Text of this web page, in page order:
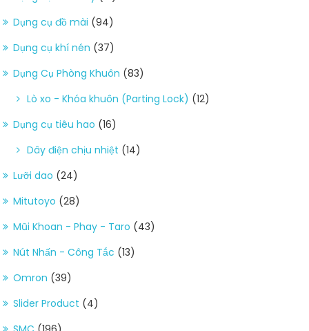
Dụng cụ đồ mài (94)
Dụng cụ khí nén (37)
Dụng Cụ Phòng Khuôn (83)
Lò xo - Khóa khuôn (Parting Lock) (12)
Dụng cụ tiêu hao (16)
Dây điện chịu nhiệt (14)
Lưỡi dao (24)
Mitutoyo (28)
Mũi Khoan - Phay - Taro (43)
Nút Nhấn - Công Tắc (13)
Omron (39)
Slider Product (4)